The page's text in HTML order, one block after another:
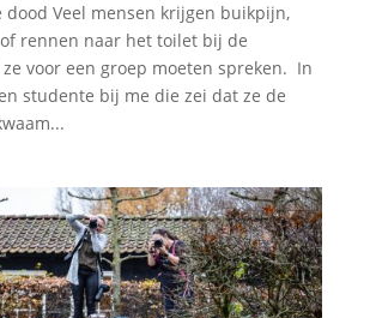
dood Veel mensen krijgen buikpijn,
rennen naar het toilet bij de
voor een groep moeten spreken. In
studente bij me die zei dat ze de